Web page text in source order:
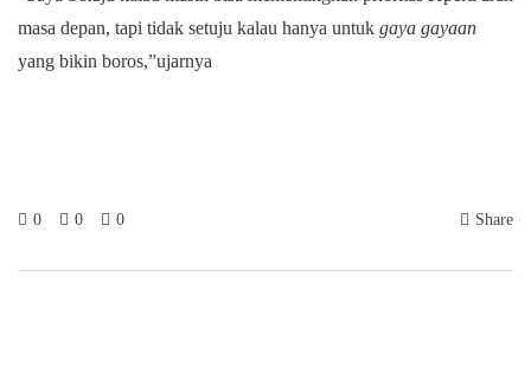
masa depan, tapi tidak setuju kalau hanya untuk gaya gayaan
yang bikin boros,”ujarnya
0 0 0 Share